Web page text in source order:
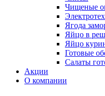
Чищеные
Ягода
Яйцо в
Яйцо
Готовые
Салаты
Акции
О компании